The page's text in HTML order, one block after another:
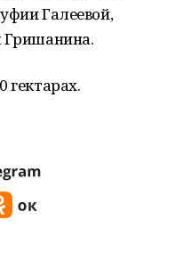
Галеевой,
Гришанина.
гектарах.